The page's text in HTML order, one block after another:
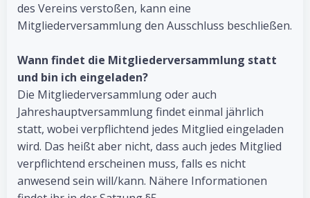
des Vereins verstoßen, kann eine
Mitgliederversammlung den Ausschluss beschließen.
Wann findet die Mitgliederversammlung statt
und bin ich eingeladen?
Die Mitgliederversammlung oder auch
Jahreshauptversammlung findet einmal jährlich
statt, wobei verpflichtend jedes Mitglied eingeladen
wird. Das heißt aber nicht, dass auch jedes Mitglied
verpflichtend erscheinen muss, falls es nicht
anwesend sein will/kann. Nähere Informationen